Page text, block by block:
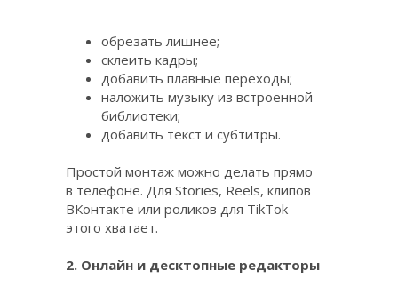
обрезать лишнее;
склеить кадры;
добавить плавные переходы;
наложить музыку из встроенной
библиотеки;
добавить текст и субтитры.
Простой монтаж можно делать прямо
в телефоне. Для Stories, Reels, клипов
ВКонтакте или роликов для TikTok
этого хватает.
2. Онлайн и десктопные редакторы